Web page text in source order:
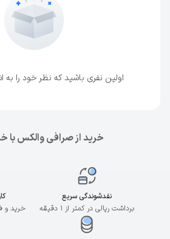
اولین نفری باشید که نظر خود را به
خرید از صرافی والکس با
نقدشوندگی سریع
برداشت ریالی در کمتر از ۱ دقیقه
خرید و